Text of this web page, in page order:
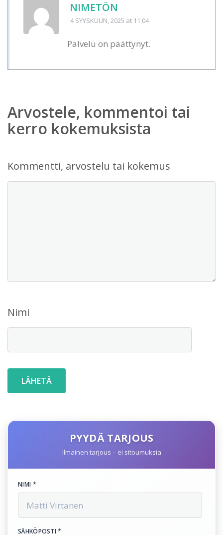
NIMETÖN
4 SYYSKUUN, 2025 at 11:04
Palvelu on päättynyt.
Arvostele, kommentoi tai
kerro kokemuksista
Kommentti, arvostelu tai kokemus
Nimi
PYYDÄ TARJOUS
Ilmainen tarjous – ei sitoumuksia
NIMI *
SÄHKÖPOSTI *